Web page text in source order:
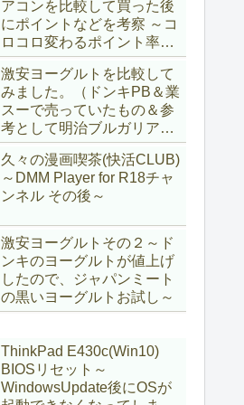
アコンを比較して買った後
にポイントなどを考察 ～コ
ロコロ変わるポイント率に
注意＆株主優待券はポイン
ト率が低い時に使うべし～
激安ヨーグルトを比較して
みました。（ドンキPB＆業
スーで売っていたもの＆参
考として明治ブルガリアヨ
ーグルト)
久々の漫画喫茶(快活CLUB)
～DMM Player for R18チャ
ンネル その後～
激安ヨーグルトその２～ド
ンキのヨーグルトが値上げ
したので、ジャパンミート
の黒いヨーグルトお試し～
ThinkPad E430c(Win10)
BIOSリセット～
WindowsUpdate後にOSが